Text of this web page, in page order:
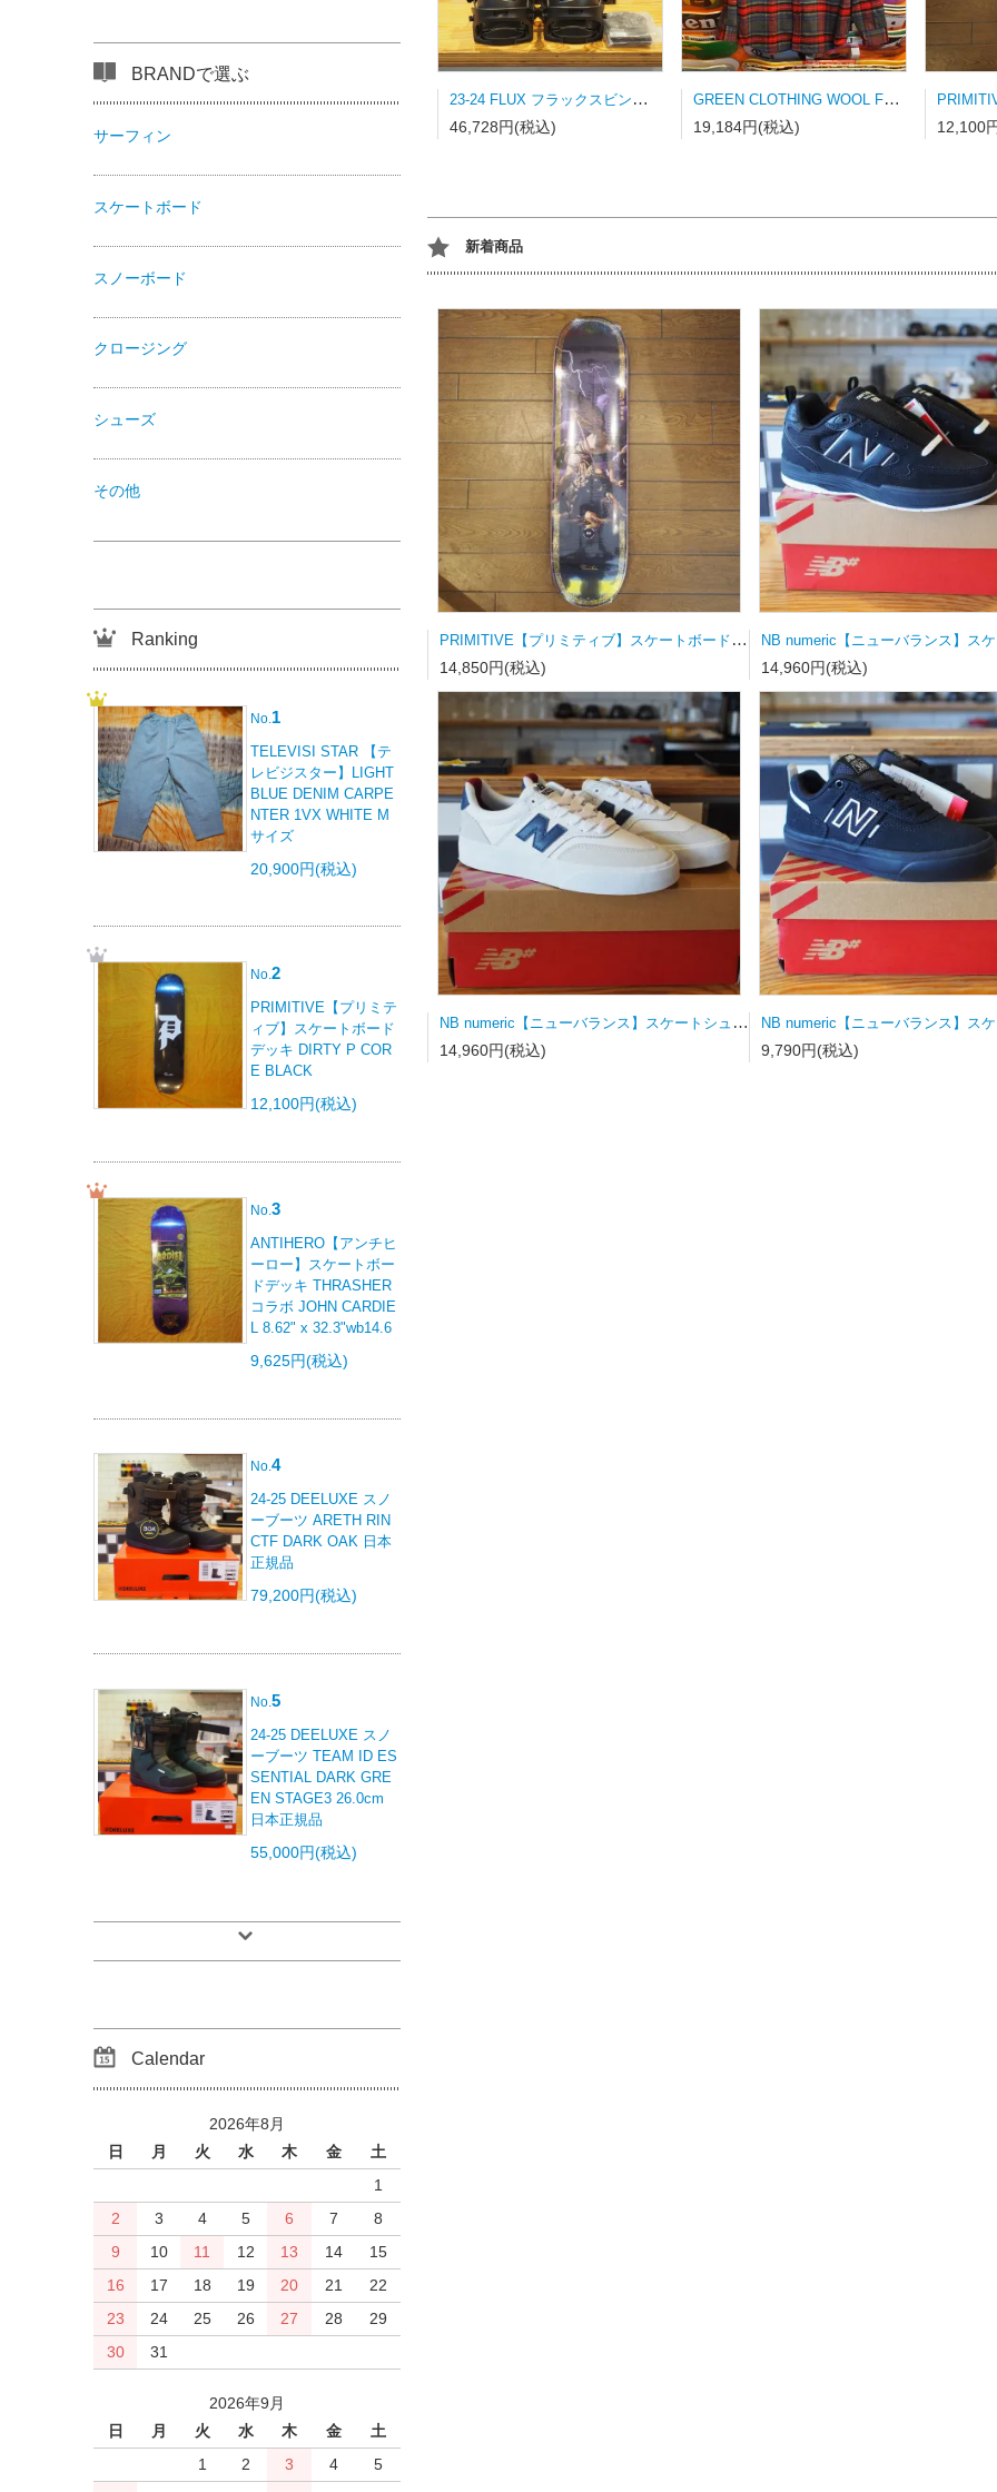
23-24 FLUX フラックスビンディング DS-LTD MATT BLACK Mサイズ
46,728円(税込)
GREEN CLOTHING WOOL FLANNEL SHRAT Lサイズ
19,184円(税込) 12,100
新着商品
PRIMITIVE【プリミティブ】スケートボードデッキ MOTA CLASH PURPLE 8.0×31.75wb14.19
14,850円(税込) 14,960円(税込)
NB numeric【ニューバランス】スケートシューズ UN340WVS
14,960円(税込) 9,790円(税込)
BRANDで選ぶ
サーフィン
スケートボード
スノーボード
クロージング
シューズ
その他
Ranking
No. 1
TELEVISI STAR 【テ
レビジスター】LIGHT
BLUE DENIM CARPE
NTER 1VX WHITE M
サイズ
20,900円(税込)
No.2
PRIMITIVE【プリミテ
ィブ】スケートボード
デッキ DIRTY P COR
E BLACK
12,100円(税込)
No. 3
ANTIHERO【アンチヒ
ーロー】スケートボー
ドデッキ THRASHER
コラボ JOHN CARDIE
L 8.62" x 32.3"wb14.6
9,625円(税込)
No.4
24-25 DEELUXE スノ
ーブーツ ARETH RIN
CTF DARK OAK 日本
正規品
79,200円(税込)
No.5
24-25 DEELUXE スノ
ーブーツ TEAM ID ES
SENTIAL DARK GRE
EN STAGE3 26.0cm
日本正規品
55,000円(税込)
Calendar
2026年8月
日
月 火 水 木 金
土
1
2
3 4 5 6 7
8
9
10 11 12 13 14
15
16
17 18 19 20 21
22
23
24 25 26 27 28
29
30
31
2026年9月
日
月 火 水 木 金
土
1
2 3 4
5